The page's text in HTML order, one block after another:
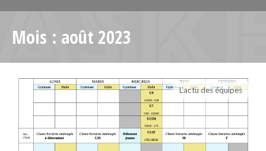
Mois : août 2023
L'actu des équipes